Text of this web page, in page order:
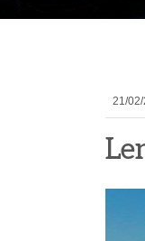
21/